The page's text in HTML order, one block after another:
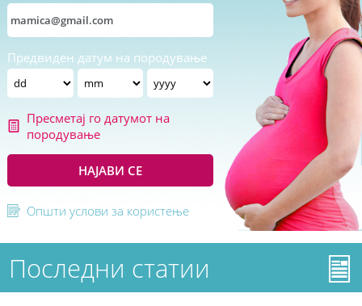
Предвиден датум на породување
Пресметај го датумот на
породување
НАЈАВИ СЕ
Општи услови за користење
Последни статии